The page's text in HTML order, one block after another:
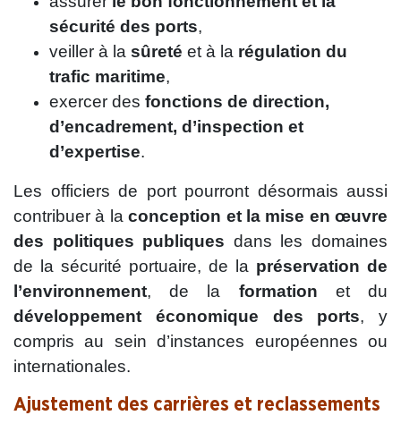
sécurité des ports,
veiller à la sûreté et à la régulation du
trafic maritime,
exercer des fonctions de direction,
d’encadrement, d’inspection et
d’expertise.
Les officiers de port pourront désormais aussi
contribuer à laconception et la mise en œuvre
des politiques publiques dans les domaines
de la sécurité portuaire, de la préservation de
l’environnement, de la formation et du
développement économique des ports, y
compris au sein d’instances européennes ou
internationales.
Ajustement des carrières et reclassements